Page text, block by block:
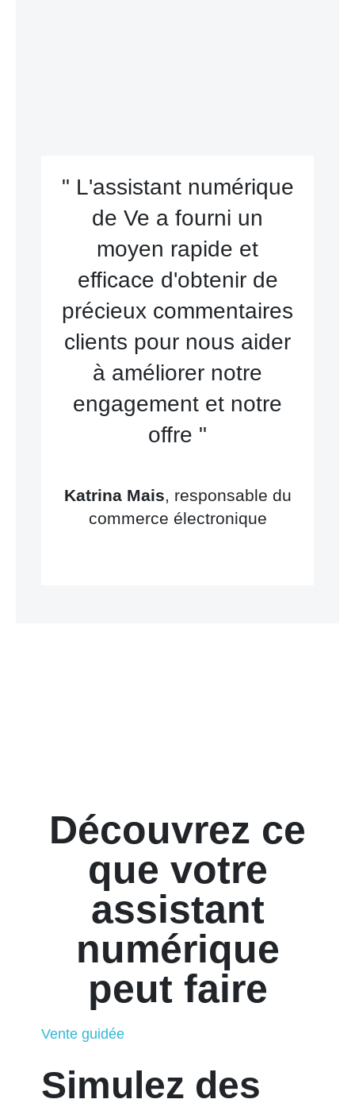
" L'assistant numérique
de Ve a fourni un
moyen rapide et
efficace d'obtenir de
précieux commentaires
clients pour nous aider
à améliorer notre
engagement et notre
offre "
Katrina Mais, responsable du
commerce électronique
Découvrez ce
que votre
assistant
numérique
peut faire
Vente guidée
Simulez des